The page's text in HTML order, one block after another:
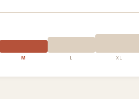
M L XL